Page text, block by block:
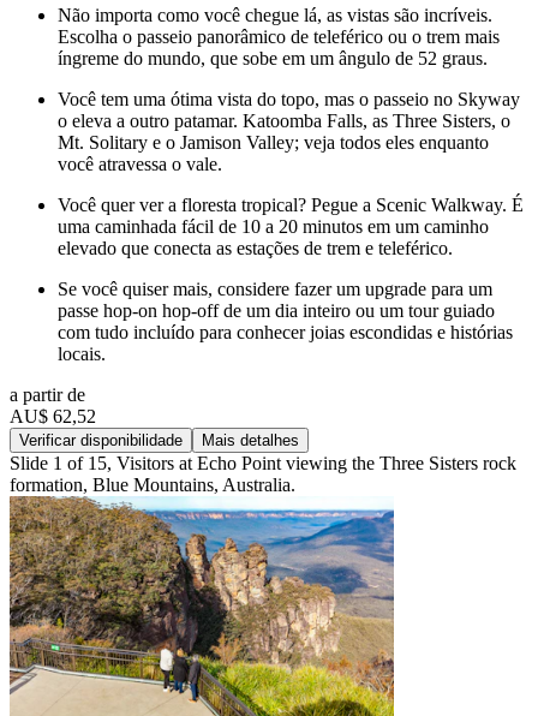
Não importa como você chegue lá, as vistas são incríveis.
Escolha o passeio panorâmico de teleférico ou o trem mais
íngreme do mundo, que sobe em um ângulo de 52 graus.
Você tem uma ótima vista do topo, mas o passeio no Skyway
o eleva a outro patamar. Katoomba Falls, as Three Sisters, o
Mt. Solitary e o Jamison Valley; veja todos eles enquanto
você atravessa o vale.
Você quer ver a floresta tropical? Pegue a Scenic Walkway. É
uma caminhada fácil de 10 a 20 minutos em um caminho
elevado que conecta as estações de trem e teleférico.
Se você quiser mais, considere fazer um upgrade para um
passe hop-on hop-off de um dia inteiro ou um tour guiado
com tudo incluído para conhecer joias escondidas e histórias
locais.
a partir de
AU$ 62,52
Verificar disponibilidade Mais detalhes
Slide 1 of 15, Visitors at Echo Point viewing the Three Sisters rock
formation, Blue Mountains, Australia.